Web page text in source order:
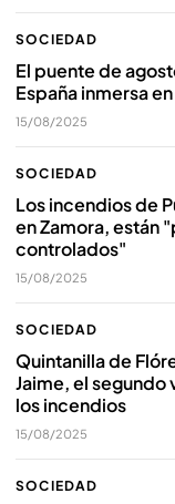
SOCIEDAD
El puente de
España inmersa
15/08/2025
SOCIEDAD
Los incendios de
en Zamora, están
controlados"
15/08/2025
SOCIEDAD
Quintanilla de
Jaime, el segundo
los incendios
15/08/2025
SOCIEDAD